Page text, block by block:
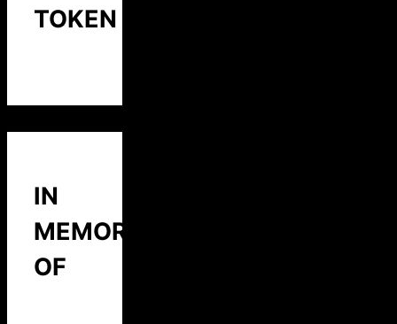
TOKEN
IN
MEMORY
OF